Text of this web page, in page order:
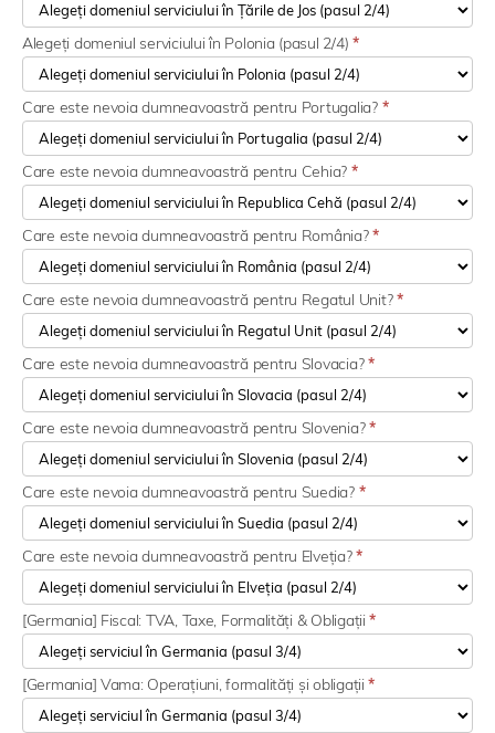
Alegeți domeniul serviciului în Polonia (pasul 2/4) *
Care este nevoia dumneavoastră pentru Portugalia? *
Care este nevoia dumneavoastră pentru Cehia? *
Care este nevoia dumneavoastră pentru România?*
Care este nevoia dumneavoastră pentru Regatul Unit?*
Care este nevoia dumneavoastră pentru Slovacia?*
Care este nevoia dumneavoastră pentru Slovenia?*
Care este nevoia dumneavoastră pentru Suedia? *
Care este nevoia dumneavoastră pentru Elveția?*
[Germania] Fiscal: TVA, Taxe, Formalități & Obligații*
[Germania] Vama: Operațiuni, formalități și obligații*